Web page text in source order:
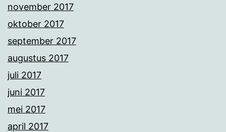
november 2017
oktober 2017
september 2017
augustus 2017
juli 2017
juni 2017
mei 2017
april 2017